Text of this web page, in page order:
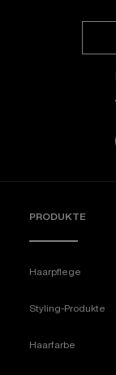
PRODUKTE
Haarpflege
Styling-Produkte
Haarfarbe